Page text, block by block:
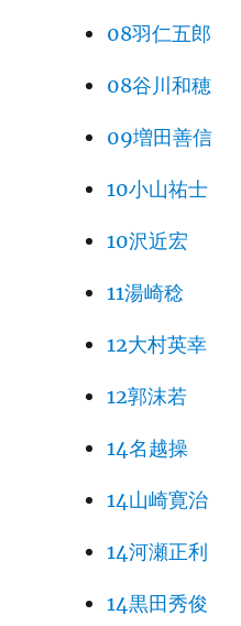
08羽仁五郎
08谷川和穂
09増田善信
10小山祐士
10沢近宏
11湯崎稔
12大村英幸
12郭沫若
14名越操
14山崎寛治
14河瀬正利
14黒田秀俊